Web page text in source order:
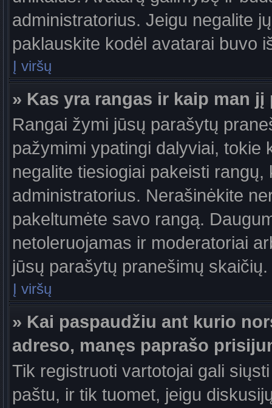
administratorius. Jeigu negalite
paklauskite kodėl avatarai buvo
Į viršų
» Kas yra rangas ir kaip man
Rangai žymi jūsų parašytų
pažymimi ypatingi dalyviai, tokie
negalite tiesiogiai pakeisti
administratorius. Nerašinėkite
pakeltumėte savo rangą.
netoleruojamas ir moderatoriai
jūsų parašytų pranešimų skaičių.
Į viršų
» Kai paspaudžiu ant kurio
adreso, manęs paprašo
Tik registruoti vartotojai gali
paštu, ir tik tuomet, jeigu